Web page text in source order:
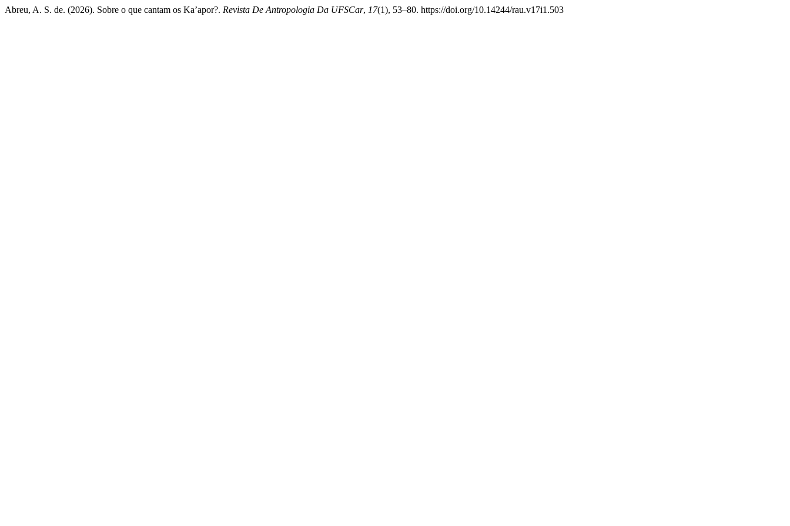
Abreu, A. S. de. (2026). Sobre o que cantam os Ka’apor?. Revista De Antropologia Da UFSCar, 17(1), 53–80. https://doi.org/10.14244/rau.v17i1.503